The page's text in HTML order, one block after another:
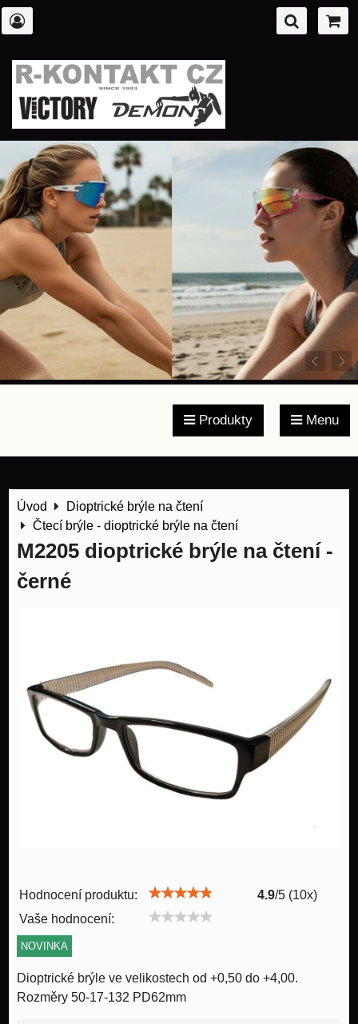
Produkty Menu
Úvod
Dioptrické brýle na čtení
Čtecí brýle - dioptrické brýle na čtení
M2205 dioptrické brýle na čtení -
černé
Hodnocení produktu: 4.9/5 (10x)
Vaše hodnocení:
NOVINKA
Dioptrické brýle ve velikostech od +0,50 do +4,00.
Rozměry 50-17-132 PD62mm